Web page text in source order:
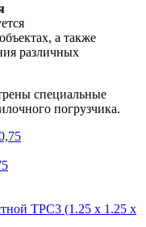
а также
различных
специальные
погрузчика.